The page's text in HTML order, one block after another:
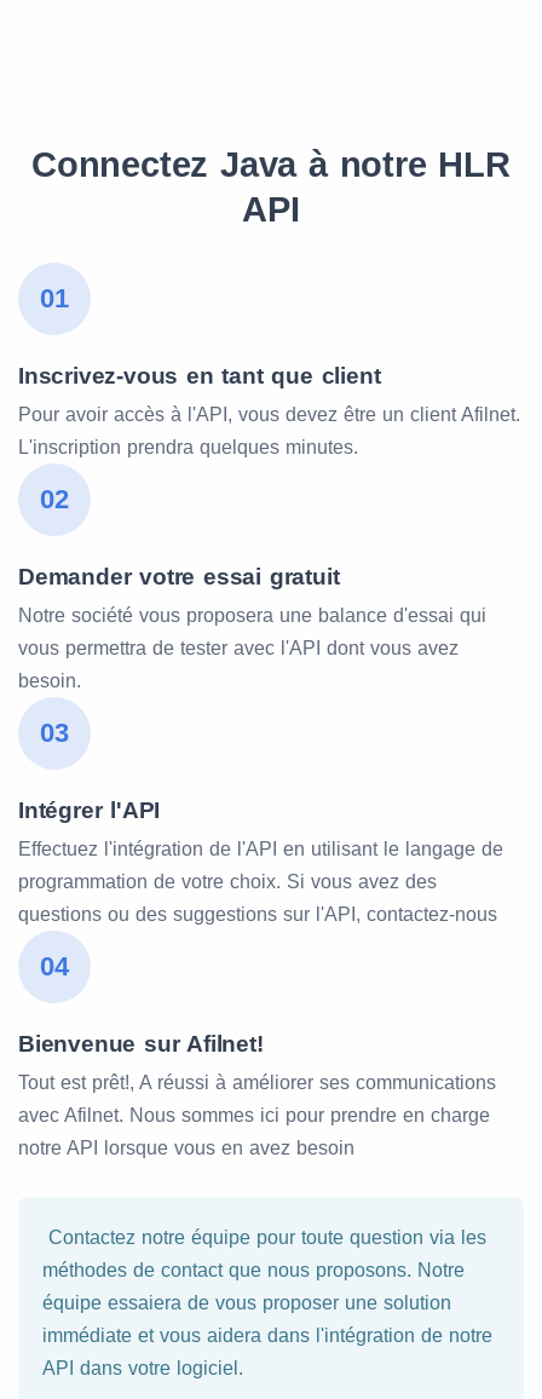
Connectez Java à notre HLR
API
01
Inscrivez-vous en tant que client
Pour avoir accès à l'API, vous devez être un client Afilnet.
L'inscription prendra quelques minutes.
02
Demander votre essai gratuit
Notre société vous proposera une balance d'essai qui
vous permettra de tester avec l'API dont vous avez
besoin.
03
Intégrer l'API
Effectuez l'intégration de l'API en utilisant le langage de
programmation de votre choix. Si vous avez des
questions ou des suggestions sur l'API, contactez-nous
04
Bienvenue sur Afilnet!
Tout est prêt!, A réussi à améliorer ses communications
avec Afilnet. Nous sommes ici pour prendre en charge
notre API lorsque vous en avez besoin
Contactez notre équipe pour toute question via les
méthodes de contact que nous proposons. Notre
équipe essaiera de vous proposer une solution
immédiate et vous aidera dans l'intégration de notre
API dans votre logiciel.